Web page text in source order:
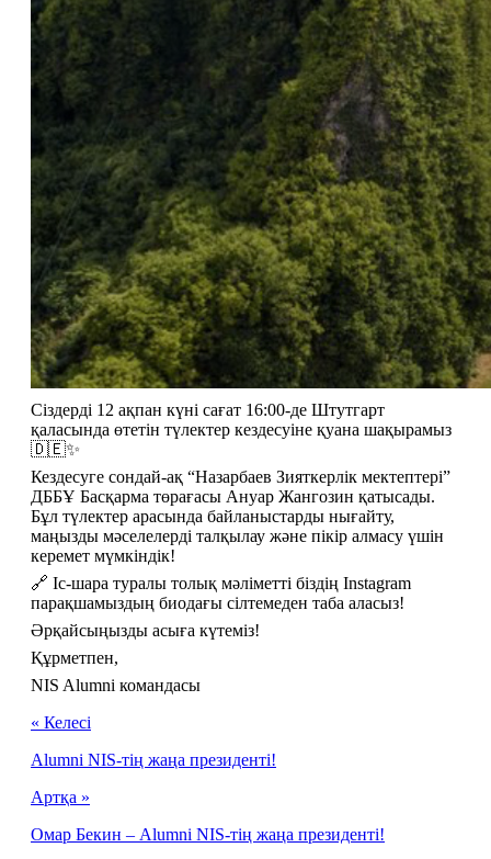
Сіздерді 12 ақпан күні сағат 16:00-де Штутгарт
қаласында өтетін түлектер кездесуіне қуана шақырамыз
🇩🇪✨
Кездесуге сондай-ақ “Назарбаев Зияткерлік мектептері”
ДББҰ Басқарма төрағасы Ануар Жангозин қатысады.
Бұл түлектер арасында байланыстарды нығайту,
маңызды мәселелерді талқылау және пікір алмасу үшін
керемет мүмкіндік!
🔗 Іс-шара туралы толық мәліметті біздің Instagram
парақшамыздың биодағы сілтемеден таба аласыз!
Әрқайсыңызды асыға күтеміз!
Құрметпен,
NIS Alumni командасы
« Келесі
Alumni NIS-тің жаңа президенті!
Артқа »
Омар Бекин – Alumni NIS-тің жаңа президенті!